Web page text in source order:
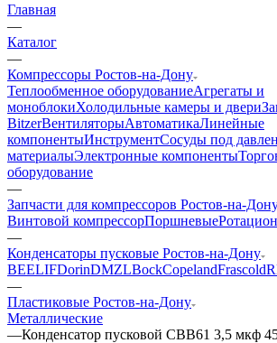
Главная
—
Каталог
—
Компрессоры Ростов-на-Дону
Теплообменное оборудованиеАгрегаты и
моноблокиХолодильные камеры и двери
BitzerВентиляторыАвтоматикаЛинейные
компонентыИнструментСосуды под
материалыЭлектронные компоненты
оборудование
—
Запчасти для компрессоров Ростов-на-
Винтовой компрессорПоршневые
—
Конденсаторы пусковые Ростов-на-Дону
BEELIFDorinDMZLBockCopelandFrascold
—
Пластиковые Ростов-на-Дону
Металлические
—Конденсатор пусковой СВВ61 3,5 мкф